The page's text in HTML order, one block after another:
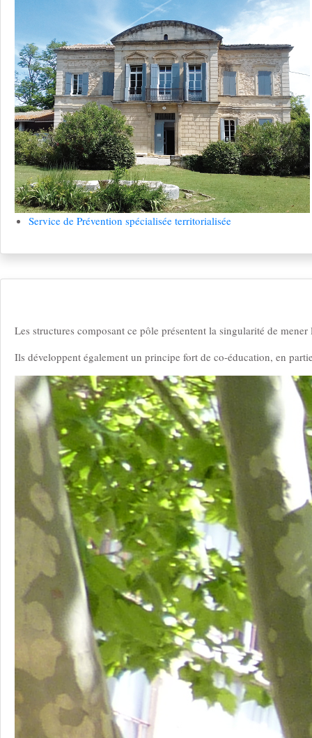
Service de Prévention spécialisée territorialisée
Les structures composant ce pôle présentent la singularité de
Ils développent également un principe fort de co-éducation, en